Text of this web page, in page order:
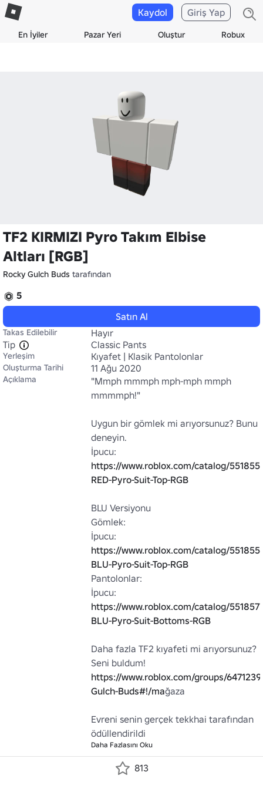
En İyiler Pazar Yeri Oluştur Robux
Kaydol Giriş Yap
TF2 KIRMIZI Pyro Takım Elbise
Altları [RGB]
Rocky Gulch Buds tarafından
5
Satın Al
Takas Edilebilir
Hayır
Tip
Classic Pants
Yerleşim Kıyafet | Klasik Pantolonlar
Oluşturma Tarihi 11 Ağu 2020
Açıklama
"Mmph mmmph mph-mph mmph
mmmmph!"
Uygun bir gömlek mi arıyorsunuz? Bunu
deneyin.
https://www.roblox.com/catalog/
RED-Pyro-Suit-Top-RGB
BLU Versiyonu
Gömlek:
https://www.roblox.com/catalog/
BLU-Pyro-Suit-Top-RGB
Pantolonlar:
https://www.roblox.com/catalog/
BLU-Pyro-Suit-Bottoms-RGB
Daha fazla TF2 kıyafeti mi arıyorsunuz?
https://www.roblox.com/groups/
Gulch-Buds#!/mağaza
Evreni senin gerçek tekkhai tarafından
ödüllendirildi
Daha Fazlasını Oku
813